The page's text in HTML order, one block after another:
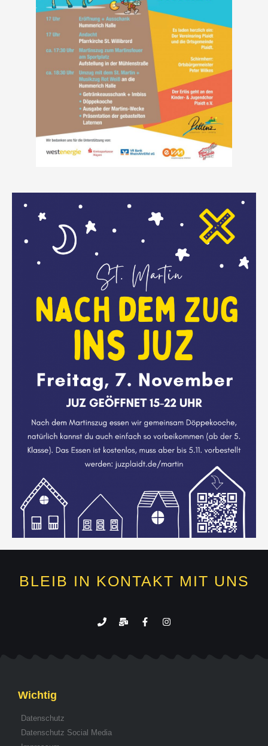
BLEIB IN KONTAKT MIT UNS
Wichtig
Datenschutz
Datenschutz Social Media